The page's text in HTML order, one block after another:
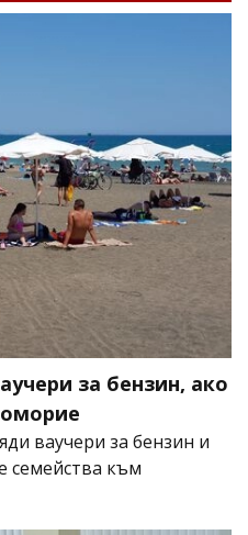
за бензин, ако
ваучери за бензин и
семейства към